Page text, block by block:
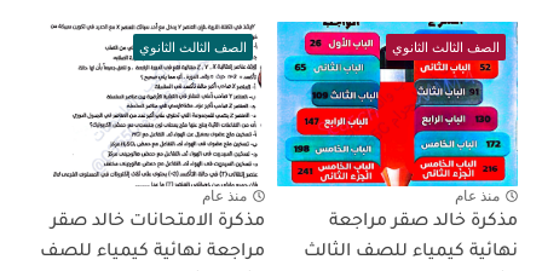
الصف الثالث الثانوي
منذ عام
مذكرة خالد صقر مراجعة
نهائية كيمياء للصف الثالث
الصف الثالث الثانوي
منذ عام
مذكرة الامتحانات خالد صقر
مراجعة نهائية كيمياء للصف